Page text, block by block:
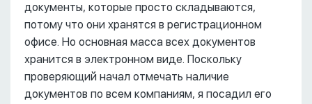
документы, которые просто складываются,
потому что они хранятся в регистрационном
офисе. Но основная масса всех документов
хранится в электронном виде. Поскольку
проверяющий начал отмечать наличие
документов по всем компаниям, я посадил его